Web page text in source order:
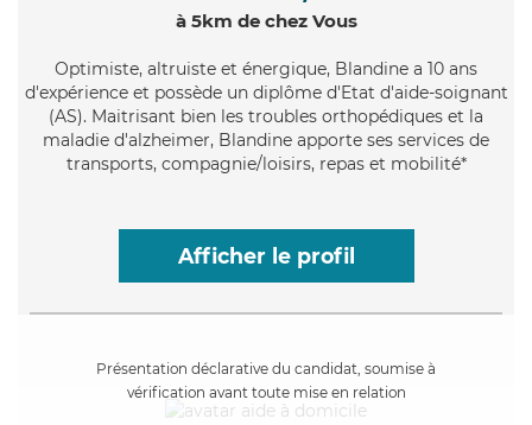
à 5km de chez Vous
Optimiste, altruiste et énergique, Blandine a 10 ans
d'expérience et possède un diplôme d'Etat d'aide-soignant
(AS). Maitrisant bien les troubles orthopédiques et la
maladie d'alzheimer, Blandine apporte ses services de
transports, compagnie/loisirs, repas et mobilité*
Afficher le profil
Présentation déclarative du candidat, soumise à
vérification avant toute mise en relation